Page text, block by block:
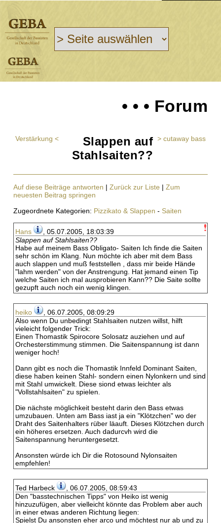
• • • Forum
Verstärkung <
Slappen auf
Stahlsaiten??
> cutaway bass
Auf diese Beiträge antworten | Zurück zur Liste | Zum
neuesten Beitrag springen
Zugeordnete Kategorien: Pizzikato & Slappen - Saiten
Hans
, 05.07.2005, 18:03:39
Slappen auf Stahlsaiten??
Habe auf meinem Bass Obligato- Saiten Ich finde die Saiten
sehr schön im Klang. Nun möchte ich aber mit dem Bass
auch slappen und muß feststellen , dass mir beide Hände
"lahm werden" von der Anstrengung. Hat jemand einen Tip
welche Saiten ich mal ausprobieren Kann?? Die Saite sollte
gezupft auch noch ein wenig klingen.
heiko
, 06.07.2005, 08:09:29
Also wenn Du unbedingt Stahlsaiten nutzen willst, hilft
vieleicht folgender Trick:
Einen Thomastik Spirocore Solosatz auziehen und auf
Orchesterstimmung stimmen. Die Saitenspannung ist dann
weniger hoch!
Dann gibt es noch die Thomastik Innfeld Dominant Saiten,
diese haben keinen Stahl- sondern einen Nylonkern und sind
mit Stahl umwickelt. Diese siond etwas leichter als
"Vollstahlsaiten" zu spielen.
Die nächste möglichkeit besteht darin den Bass etwas
umzubauen. Unten am Bass iast ja ein "Klötzchen" wo der
Draht des Saitenhalters rüber läauft. Dieses Klötzchen durch
ein höheres ersetzen. Auch dadurcvh wird die
Saitenspannung heruntergesetzt.
Ansonsten würde ich Dir die Rotosound Nylonsaiten
empfehlen!
Ted Harbeck
, 06.07.2005, 08:59:43
Den "basstechnischen Tipps" von Heiko ist wenig
hinzuzufügen, aber vielleicht könnte das Problem aber auch
in einer etwas anderen Richtung liegen:
Spielst Du ansonsten eher arco und möchtest nur ab und zu